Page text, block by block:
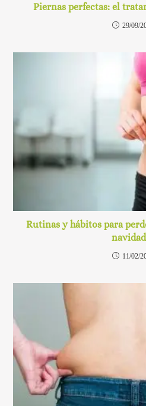
Piernas perfectas: el
29/09/
Rutinas y hábitos para
11/02/